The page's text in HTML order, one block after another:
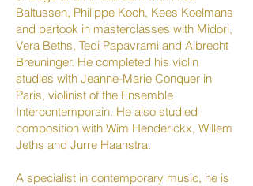
Baltussen, Philippe Koch, Kees Koelmans
and partook in masterclasses with Midori,
Vera Beths, Tedi Papavrami and Albrecht
Breuninger. He completed his violin
studies with Jeanne-Marie Conquer in
Paris, violinist of the Ensemble
Intercontemporain. He also studied
composition with Wim Henderickx, Willem
Jeths and Jurre Haanstra.
A specialist in contemporary music, he is